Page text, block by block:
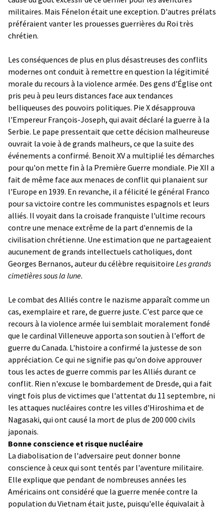
militaires. Mais Fénelon était une exception. D'autres prélats
préféraient vanter les prouesses guerrières du Roi très
chrétien.
Les conséquences de plus en plus désastreuses des conflits
modernes ont conduit à remettre en question la légitimité
morale du recours à la violence armée. Des gens d'Église ont
pris peu à peu leurs distances face aux tendances
belliqueuses des pouvoirs politiques. Pie X désapprouva
l'Empereur François-Joseph, qui avait déclaré la guerre à la
Serbie. Le pape pressentait que cette décision malheureuse
ouvrait la voie à de grands malheurs, ce que la suite des
événements a confirmé. Benoit XV a multiplié les démarches
pour qu'on mette fin à la Première Guerre mondiale. Pie XII a
fait de même face aux menaces de conflit qui planaient sur
l'Europe en 1939. En revanche, il a félicité le général Franco
pour sa victoire contre les communistes espagnols et leurs
alliés. Il voyait dans la croisade franquiste l'ultime recours
contre une menace extrême de la part d'ennemis de la
civilisation chrétienne. Une estimation que ne partageaient
aucunement de grands intellectuels catholiques, dont
Georges Bernanos, auteur du célèbre requisitoire Les grands
cimetières sous la lune.
Le combat des Alliés contre le nazisme apparaît comme un
cas, exemplaire et rare, de guerre juste. C'est parce que ce
recours à la violence armée lui semblait moralement fondé
que le cardinal Villeneuve apporta son soutien à l'effort de
guerre du Canada. L'histoire a confirmé la justesse de son
appréciation. Ce qui ne signifie pas qu'on doive approuver
tous les actes de guerre commis par les Alliés durant ce
conflit. Rien n'excuse le bombardement de Dresde, qui a fait
vingt fois plus de victimes que l'attentat du 11 septembre, ni
les attaques nucléaires contre les villes d'Hiroshima et de
Nagasaki, qui ont causé la mort de plus de 200 000 civils
japonais.
Bonne conscience et risque nucléaire
La diabolisation de l'adversaire peut donner bonne
conscience à ceux qui sont tentés par l'aventure militaire.
Elle explique que pendant de nombreuses années les
Américains ont considéré que la guerre menée contre la
population du Vietnam était juste, puisqu'elle équivalait à